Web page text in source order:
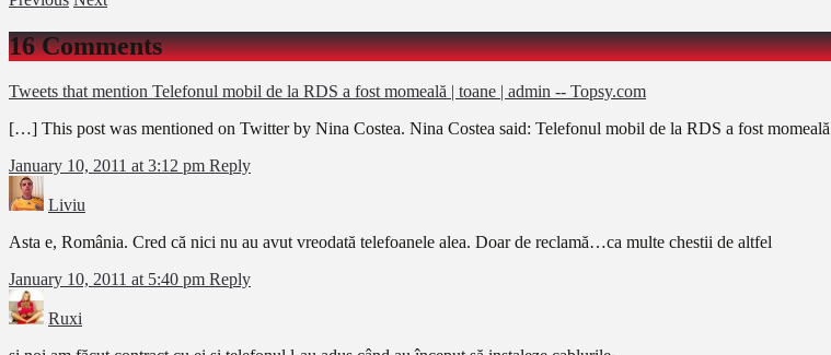
16 Comments
Tweets that mention Telefonul mobil de la RDS a fost momeală | toane | admin -- Topsy.com
[…] This post was mentioned on Twitter by Nina Costea. Nina Costea said: Telefonul mobil de la RDS a fost momeală
January 10, 2011 at 3:12 pm Reply
Liviu
Asta e, România. Cred că nici nu au avut vreodată telefoanele alea. Doar de reclamă…ca multe chestii de altfel
January 10, 2011 at 5:40 pm Reply
Ruxi